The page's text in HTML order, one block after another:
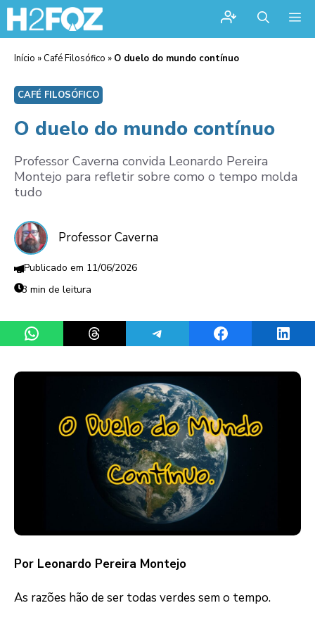
Início » Café Filosófico » O duelo do mundo contínuo
CAFÉ FILOSÓFICO
O duelo do mundo contínuo
Professor Caverna convida Leonardo Pereira
Montejo para refletir sobre como o tempo molda
tudo
Professor Caverna
11/06/2026
3 min de leitura
Share on WhatsAppShare on ThreadsShare on TelegramShare on Facebook
Por Leonardo Pereira Montejo
As razões hão de ser todas verdes sem o tempo.